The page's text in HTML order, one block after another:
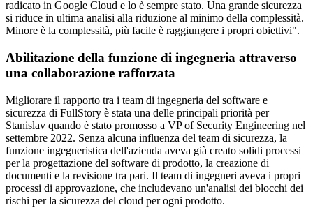
radicato in Google Cloud e lo è sempre stato. Una grande sicurezza
si riduce in ultima analisi alla riduzione al minimo della complessità.
Minore è la complessità, più facile è raggiungere i propri obiettivi".
Abilitazione della funzione di ingegneria attraverso
una collaborazione rafforzata
Migliorare il rapporto tra i team di ingegneria del software e
sicurezza di FullStory è stata una delle principali priorità per
Stanislav quando è stato promosso a VP of Security Engineering nel
settembre 2022. Senza alcuna influenza del team di sicurezza, la
funzione ingegneristica dell'azienda aveva già creato solidi processi
per la progettazione del software di prodotto, la creazione di
documenti e la revisione tra pari. Il team di ingegneri aveva i propri
processi di approvazione, che includevano un'analisi dei blocchi dei
rischi per la sicurezza del cloud per ogni prodotto.